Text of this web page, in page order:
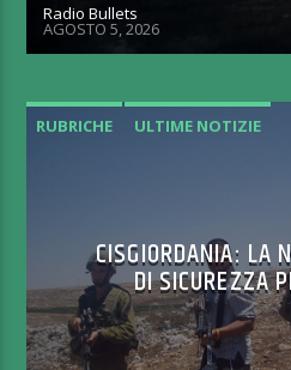
Radio Bullets
AGOSTO 5, 2026
RUBRICHE ULTIME NOTIZIE
CISGIORDANIA: LA
DI SICUREZZA